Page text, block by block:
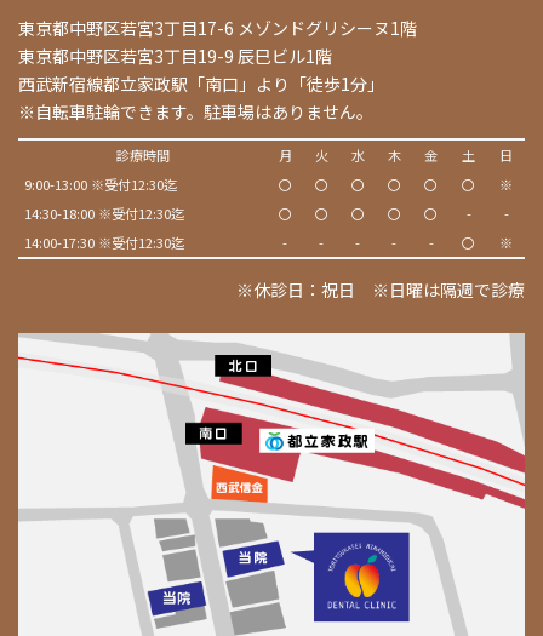
東京都中野区若宮3丁目17-6 メゾンドグリシーヌ1階
東京都中野区若宮3丁目19-9 辰巳ビル1階
西武新宿線都立家政駅「南口」より「徒歩1分」
※自転車駐輪できます。駐車場はありません。
診療時間 月 火 水 木 金 土
日
9:00-13:00 ※受付12:30迄
〇 〇 〇 〇 〇 〇
※
14:30-18:00 ※受付12:30迄
〇 〇 〇 〇 〇 -
-
14:00-17:30 ※受付12:30迄
- - - - - 〇 ※
※休診日：祝日 ※日曜は隔週で診療